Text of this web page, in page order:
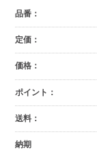
品番：
定価：
価格：
ポイント：
送料：
納期